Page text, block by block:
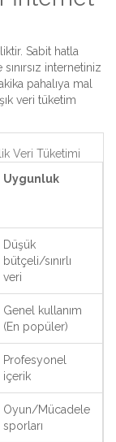
Sabit hatla
internetiniz
pahalıya mal
veri tüketim
Veri Tüketimi
Uygunluk
Düşük
bütçeli/sınırlı
veri
Genel kullanım
(En popüler)
Profesyonel
içerik
Oyun/Mücadele
sporları